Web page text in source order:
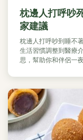
枕邊人打呼吵
家建議
枕邊人打呼吵到睡不
生活習慣調整到醫療
思，幫助你和伴侶一夜